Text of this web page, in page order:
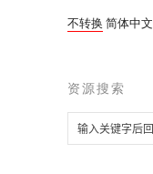
不转换 简体中文
资源搜索